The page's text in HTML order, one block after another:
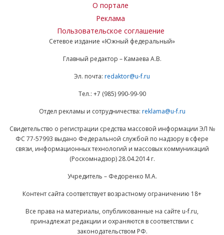
О портале
Реклама
Пользовательское соглашение
Сетевое издание «Южный федеральный»
Главный редактор – Камаева А.В.
Эл. почта: redaktor@u-f.ru
Тел.: +7 (985) 990-99-90
Отдел рекламы и сотрудничества: reklama@u-f.ru
Свидетельство о регистрации средства массовой информации ЭЛ №
ФС 77-57993 выдано Федеральной службой по надзору в сфере
связи, информационных технологий и массовых коммуникаций
(Роскомнадзор) 28.04.2014 г.
Учредитель – Федоренко М.А.
Контент сайта соответствует возрастному ограничению 18+
Все права на материалы, опубликованные на сайте u-f.ru,
принадлежат редакции и охраняются в соответствии с
законодательством РФ.